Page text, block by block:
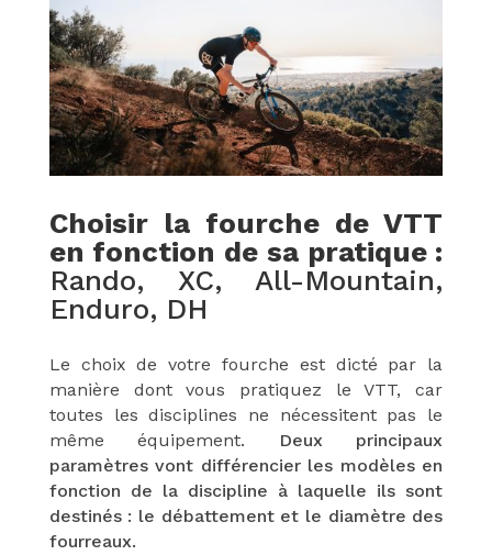
Choisir la fourche de VTT
en fonction de sa pratique :
Rando, XC, All-Mountain,
Enduro, DH
Le choix de votre fourche est dicté par la
manière dont vous pratiquez le VTT, car
toutes les disciplines ne nécessitent pas le
même équipement.
Deux principaux
paramètres vont différencier les modèles en
fonction de la discipline à laquelle ils sont
destinés : le débattement et le diamètre des
fourreaux.